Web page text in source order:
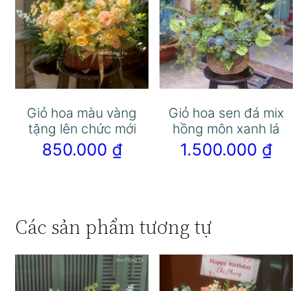
Giỏ hoa màu vàng
tặng lên chức mới
850.000 ₫
Giỏ hoa sen đá mix
hồng môn xanh lá
1.500.000 ₫
Các sản phẩm tương tự